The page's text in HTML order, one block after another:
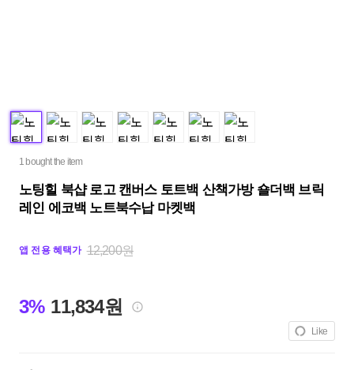
1 bought the item
노팅힐 북샵 로고 캔버스 토트백 산책가방 숄더백 브릭
레인 에코백 노트북수납 마켓백
앱 전용 혜택가 12,200원
3% 11,834원
Like